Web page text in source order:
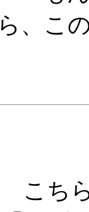
ら、こ
こち